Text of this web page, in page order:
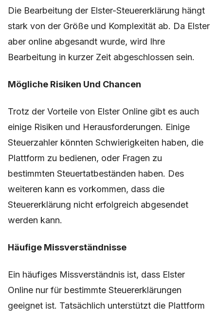
Die Bearbeitung der Elster-Steuererklärung hängt
stark von der Größe und Komplexität ab. Da Elster
aber online abgesandt wurde, wird Ihre
Bearbeitung in kurzer Zeit abgeschlossen sein.
Mögliche Risiken Und Chancen
Trotz der Vorteile von Elster Online gibt es auch
einige Risiken und Herausforderungen. Einige
Steuerzahler könnten Schwierigkeiten haben, die
Plattform zu bedienen, oder Fragen zu
bestimmten Steuertatbeständen haben. Des
weiteren kann es vorkommen, dass die
Steuererklärung nicht erfolgreich abgesendet
werden kann.
Häufige Missverständnisse
Ein häufiges Missverständnis ist, dass Elster
Online nur für bestimmte Steuererklärungen
geeignet ist. Tatsächlich unterstützt die Plattform